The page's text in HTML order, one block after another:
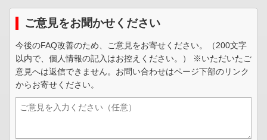
ご意見をお聞かせください
今後のFAQ改善のため、ご意見をお寄せください。（200文字
以内で、個人情報の記入はお控えください。） ※いただいたご
意見へは返信できません。お問い合わせはページ下部のリンク
からお寄せください。